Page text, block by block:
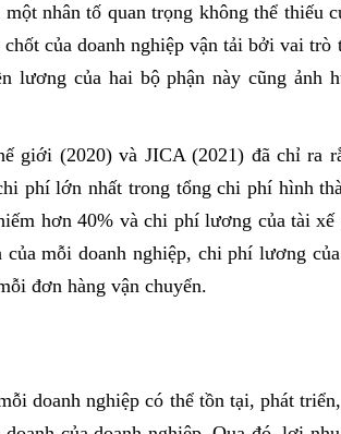
nhân tố quan trọng không thể thiếu
của doanh nghiệp vận tải bởi vai
lương của hai bộ phận này cũng ảnh
giới (2020) và JICA (2021) đã chỉ ra
phí lớn nhất trong tổng chi phí hình
hơn 40% và chi phí lương của tài
mỗi doanh nghiệp, chi phí lương
đơn hàng vận chuyển.
doanh nghiệp có thể tồn tại, phát